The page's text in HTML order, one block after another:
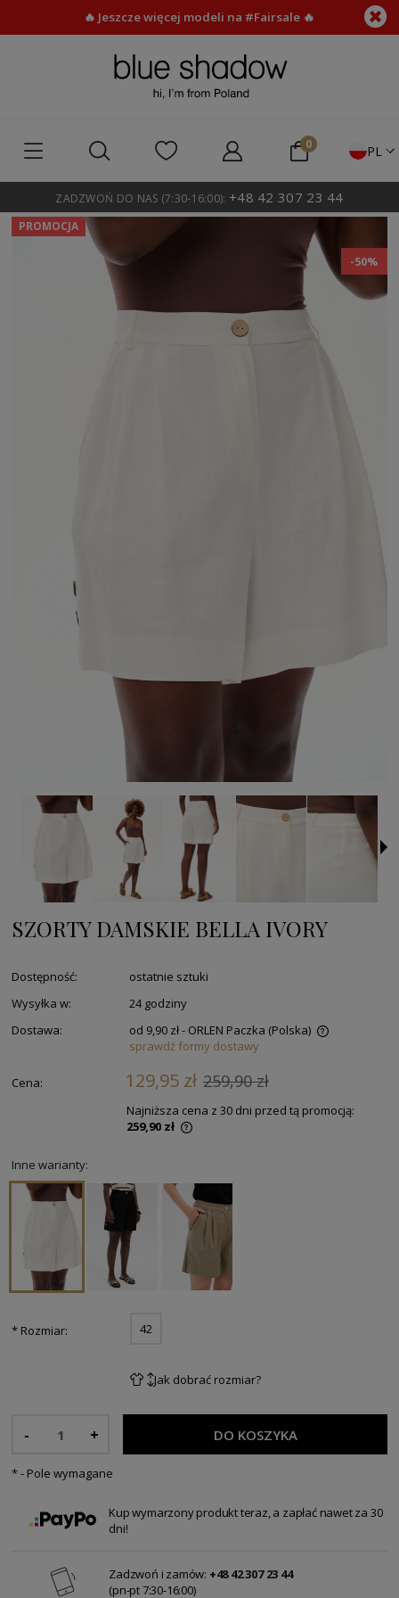
🔥 Jeszcze więcej modeli na #Fairsale 🔥
PL
ZADZWOŃ DO NAS (7:30-16:00): +48 42 307 23 44
PROMOCJA
-50%
SZORTY DAMSKIE BELLA IVORY
Dostępność:
ostatnie sztuki
Wysyłka w:
24 godziny
Dostawa:
od 9,90 zł- ORLEN Paczka (Polska)
sprawdź formy dostawy
Cena: 129,95 zł 259,90 zł
Najniższa cena z 30 dni przed tą promocją:
259,90 zł
Inne warianty:
* Rozmiar: 42
Jak dobrać rozmiar?
- + DO KOSZYKA
*- Pole wymagane
Kup wymarzony produkt teraz, a zapłać nawet za 30
dni!
Zadzwoń i zamów: +48 42 307 23 44
(pn-pt 7:30-16:00)